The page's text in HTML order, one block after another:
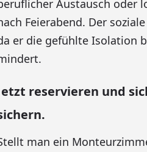
Austausch oder
Feierabend. Der
er die gefühlte Isolation
reservieren und
man ein